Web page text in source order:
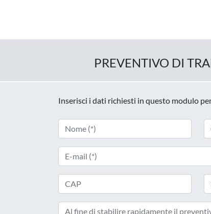
PREVENTIVO DI
Inserisci i dati richiesti in questo modulo